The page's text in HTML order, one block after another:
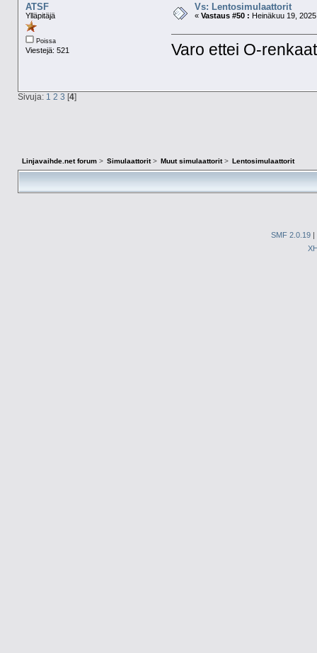
ATSF
Ylläpitäjä
Poissa
Viestejä: 521
Vs: Lentosimulaattorit
« Vastaus #50 : Heinäkuu 19,
Varo ettei O-
Sivuja: 1 2 3 [4]
Linjavaihde.net forum> Simulaattorit> Muut simulaattorit> Lentosimulaattorit
SMF 2.0.19